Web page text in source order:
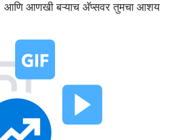
आणखी बऱ्याच अ‍ॅप्सवर तुमचा आशय